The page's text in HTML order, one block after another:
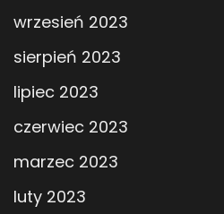
wrzesień 2023
sierpień 2023
lipiec 2023
czerwiec 2023
marzec 2023
luty 2023